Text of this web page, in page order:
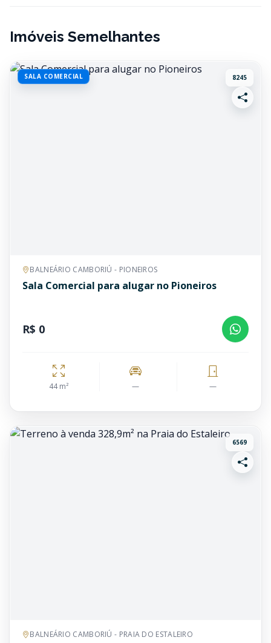
Imóveis Semelhantes
SALA COMERCIAL 8245
BALNEÁRIO CAMBORIÚ - PIONEIROS
Sala Comercial para alugar no Pioneiros
R$ 0
44 m² — —
6569
BALNEÁRIO CAMBORIÚ - PRAIA DO ESTALEIRO